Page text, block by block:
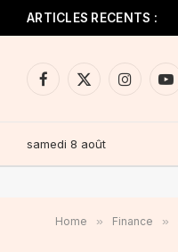
ARTICLES RECENTS :
Facebook
X
Instagram
samedi 8 août
Home » Finance »